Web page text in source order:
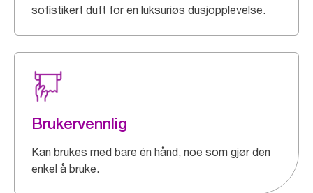
sofistikert duft for en luksuriøs dusjopplevelse.
Brukervennlig
Kan brukes med bare én hånd, noe som gjør den
enkel å bruke.